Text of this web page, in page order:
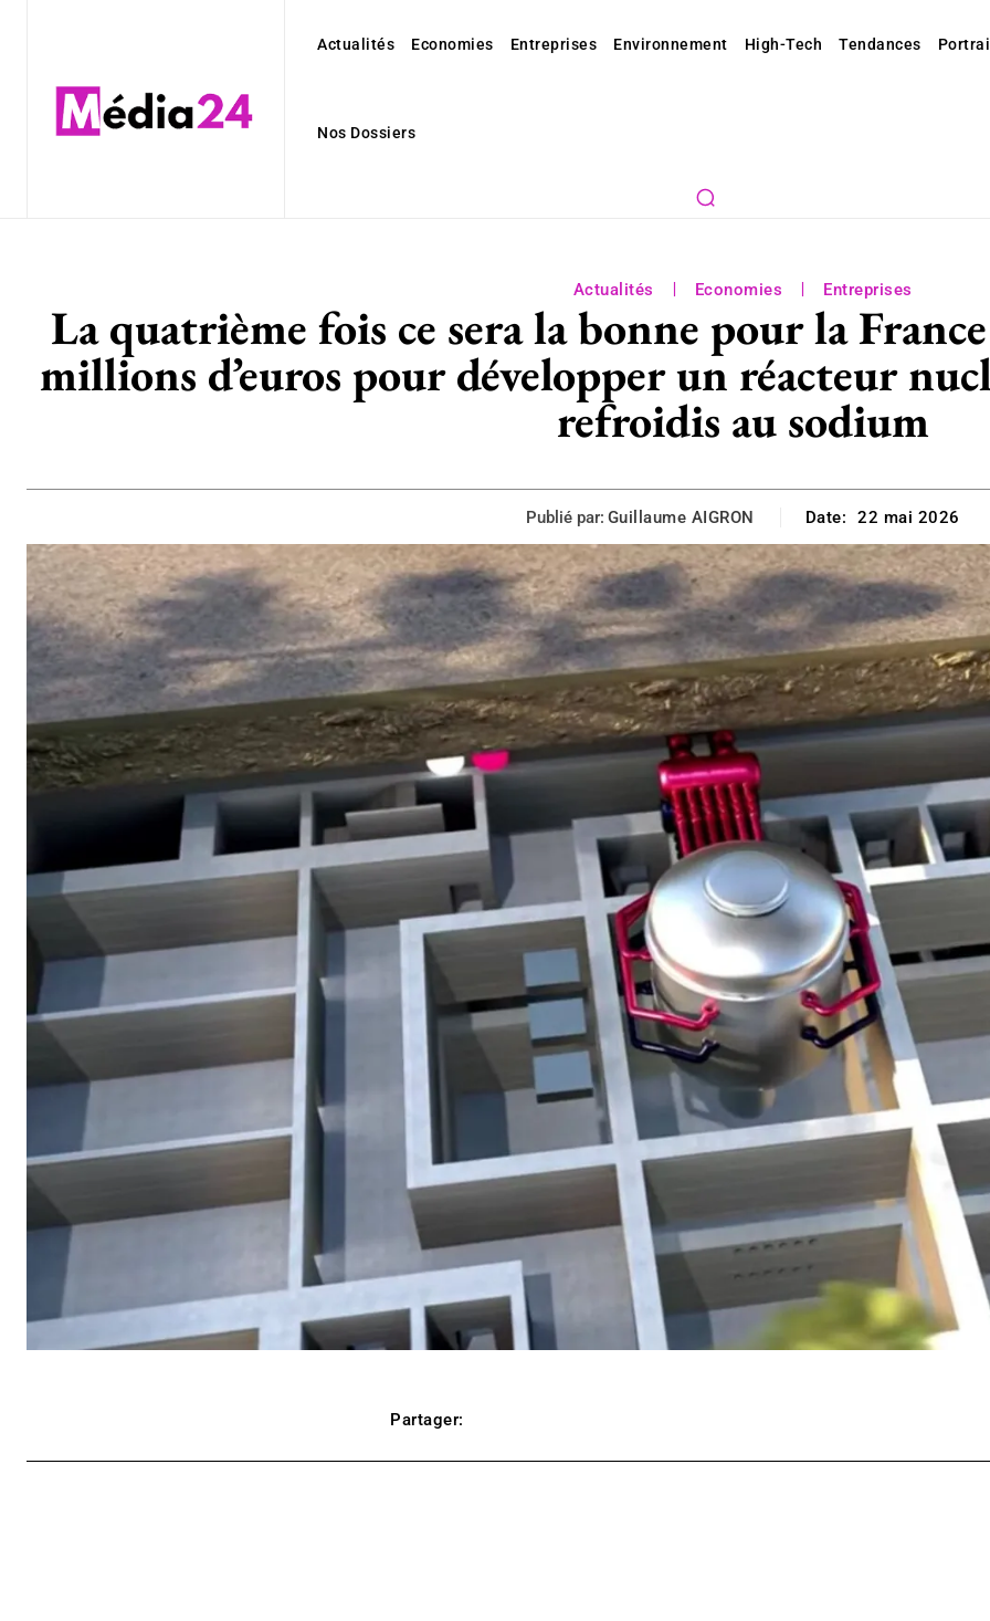
Actualités Economies Entreprises Environnement High-Tech Tendances
Nos Dossiers
Actualités Economies Entreprises
La quatrième fois ce sera la bonne pour la
millions d’euros pour développer un réacteur
refroidis au sodium
Publié par: Guillaume AIGRON Date: 22 mai 2026
Partager: